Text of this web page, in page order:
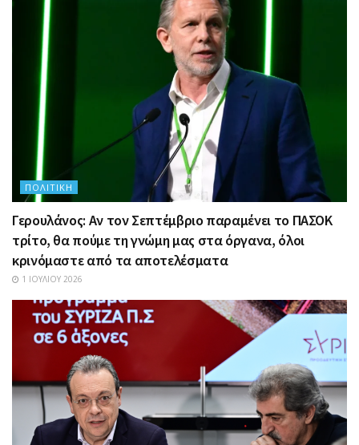
ΠΟΛΙΤΙΚΉ
Γερουλάνος: Αν τον Σεπτέμβριο παραμένει το ΠΑΣΟΚ
τρίτο, θα πούμε τη γνώμη μας στα όργανα, όλοι
κρινόμαστε από τα αποτελέσματα
1 ΙΟΥΛΊΟΥ 2026